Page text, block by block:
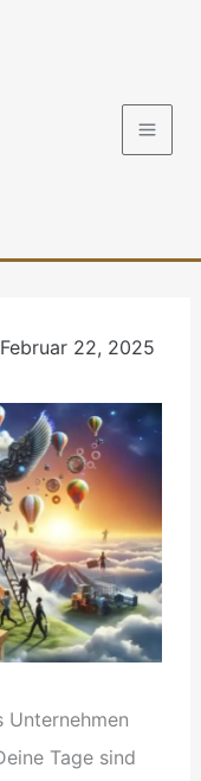
Februar 22, 2025
Tage sind